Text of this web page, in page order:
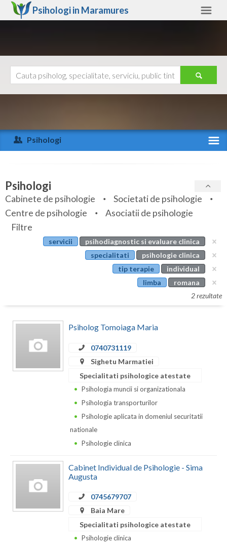
Psihologi in Maramures
Arad
Arges
Bihor
Bistrita-Nasaud
Botosani
Caras-Severin
Ajutor
Psihologi
Specialitati
Servicii
Articole
Evenimente
Psihologi
Cabinete de psihologie
Societati de psihologie
Centre de psihologie
Asociatii de psihologie
Filtre
servicii
psihodiagnostic si evaluare clinica
specialitati
psihologie clinica
tip terapie
individual
limba
romana
2 rezultate
Psiholog Tomoiaga Maria
0740731119
Sighetu Marmatiei
Specialitati psihologice atestate
Psihologia muncii si organizationala
Psihologia transporturilor
Psihologie aplicata in domeniul securitatii
nationale
Psihologie clinica
Cabinet Individual de Psihologie - Sima
Augusta
0745679707
Baia Mare
Specialitati psihologice atestate
Psihologie clinica